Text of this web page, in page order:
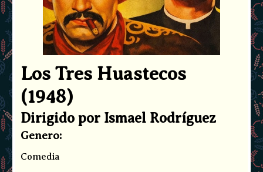
Los Tres Huastecos
(1948)
Dirigido por Ismael Rodríguez
Genero:
Comedia